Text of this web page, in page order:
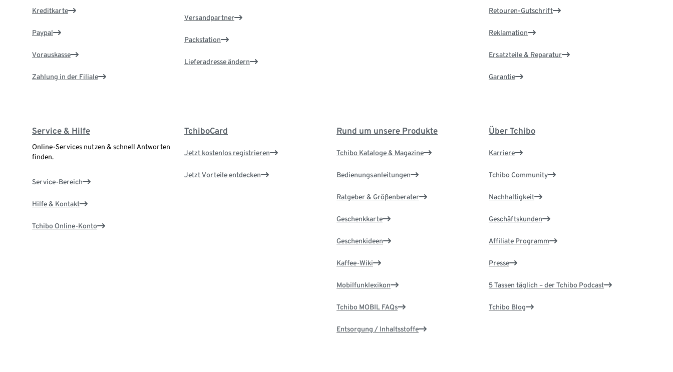
Kreditkarte
Paypal
Vorauskasse
Zahlung in der Filiale
Versandpartner
Packstation
Lieferadresse ändern
Retouren-Gutschrift
Reklamation
Ersatzteile & Reparatur
Garantie
Service & Hilfe
Online-Services nutzen & schnell Antworten
finden.
Service-Bereich
Hilfe & Kontakt
Tchibo Online-Konto
TchiboCard
Jetzt kostenlos registrieren
Jetzt Vorteile entdecken
Rund um unsere Produkte
Tchibo Kataloge & Magazine
Bedienungsanleitungen
Ratgeber & Größenberater
Geschenkkarte
Geschenkideen
Kaffee-Wiki
Mobilfunklexikon
Tchibo MOBIL FAQs
Entsorgung / Inhaltsstoffe
Über Tchibo
Karriere
Tchibo Community
Nachhaltigkeit
Geschäftskunden
Affiliate Programm
Presse
5 Tassen täglich – der Tchibo Podcast
Tchibo Blog